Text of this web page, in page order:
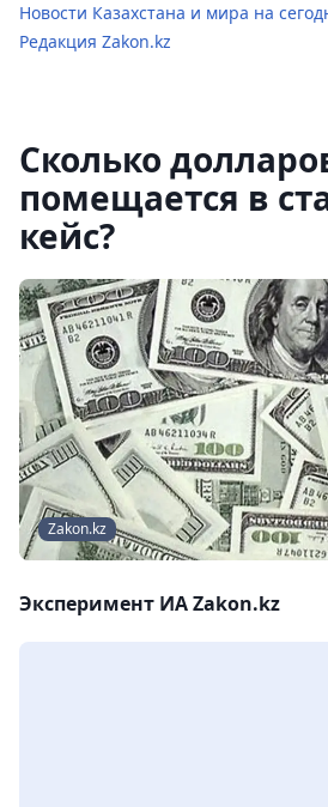
Новости Казахстана и мира на
Редакция Zakon.kz
Сколько
помещается в
кейс?
Zakon.kz
Эксперимент ИА Zakon.kz